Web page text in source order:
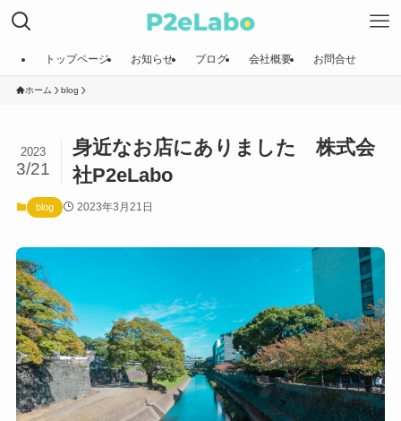
トップページ お知らせ ブログ 会社概要 お問合せ
ホーム blog
身近なお店にありました 株式会
社P2eLabo
2023
3/21
blog 2023年3月21日